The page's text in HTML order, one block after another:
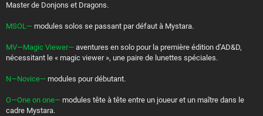
Master de Donjons et Dragons.
MSOL— modules solos se passant par défaut à Mystara.
MV—Magic Viewer— aventures en solo pour la première édition d’AD&D,
nécessitant le « magic viewer », une paire de lunettes spéciales.
N—Novice— modules pour débutant.
O—One on one— modules tête à tête entre un joueur et un maître dans le
cadre Mystara.